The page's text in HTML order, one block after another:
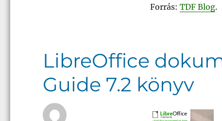
Forrás: TDF Blog.
LibreOffice
Guide 7.2 könyv